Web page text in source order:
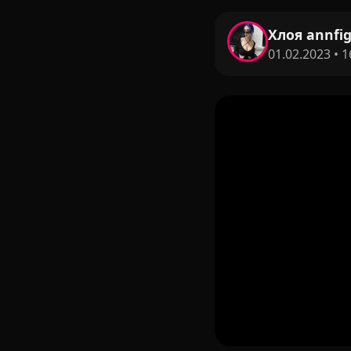
Хлоя
01.02.2023 •